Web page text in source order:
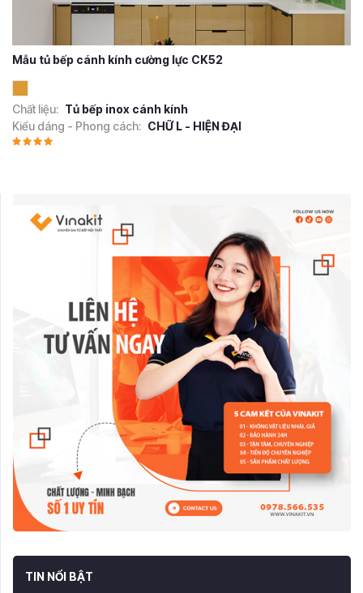
TIN NỔI BẬT
Mẫu tủ bếp cánh kính cường lực CK52
Chất liệu: Tủ bếp inox cánh kính
Kiểu dáng - Phong cách: CHỮ L - HIỆN ĐẠI